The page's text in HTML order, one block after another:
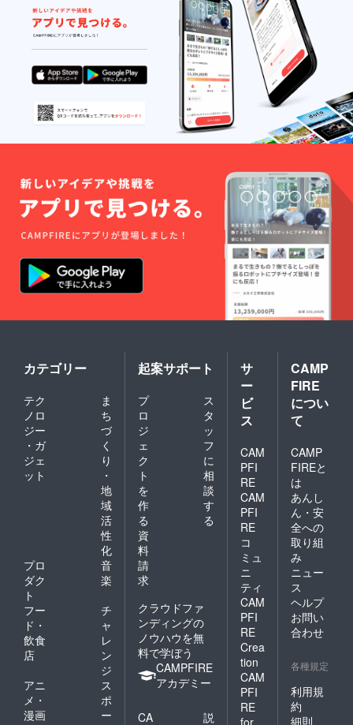
メノキ
ドッグ
パーク
が３年
間ご利
用可能
です。
（大人1
名、ワ
ンちゃ
ん1匹の
ご利用
で
す。）
●年間パ
スポー
トの中
にマメ
ノキ
ドッグ
パーク
料金も
含まれ
ます。
ク開業
日から3
年間」
となり
ます。
ドッグ
ラン以
外の
サービ
スに関
して別
途費用
が必要
となり
ます。
なりま
す。
【追加
特典
②】 ●
通常
87,000
円の
ドッグ
ラン年
間パス
ポート
分）を
ご提供
しま
す。 ●
本パス
ポート
のご提
示でマ
メノキ
パーク
が３年
間ご利
名、ワ
ンちゃ
ん1匹の
ご利用
が可能
す。）
●年間パ
スポー
トの中
にマメ
ドッグ
パーク
の駐車
料金も
含まれ
ます。
●有効期
「パー
ク開業
年間」
となり
ます。
■注意事
カテゴリー
テク
ノロ
ジー
・ガ
ジェ
ット
ま
ち
づ
く
り
・
地
域
活
性
化
プロ
ダク
ト
音
楽
フー
ド・
飲食
店
チ
ャ
レ
ン
ジ
アニ
メ・
漫画
ス
ポ
ー
起案サポート
プ
ロ
ジ
ェ
ク
ト
を
作
る
ス
タ
ッ
フ
に
相
談
す
る
資
料
請
求
クラウドファ
ンディングの
ノウハウを無
料で学ぼう
CAMPFIRE
アカデミー
CA
説
サ
ー
ビ
ス
CAM
PFI
RE
CAM
PFI
RE
コ
ミュ
ニ
ティ
CAM
PFI
RE
Crea
tion
CAM
PFI
RE
for
CAMP
FIRE
につい
て
CAMP
FIREと
は
あんし
ん・安
全への
取り組
み
ニュー
ス
ヘルプ
お問い
合わせ
各種規定
利用規
約
細則